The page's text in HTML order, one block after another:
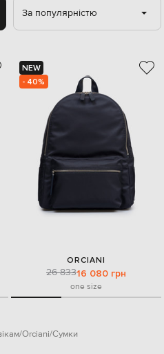
За популярністю
NEW
- 40%
ORCIANI
26 83316 080 грн
one size
Orciani Сумки